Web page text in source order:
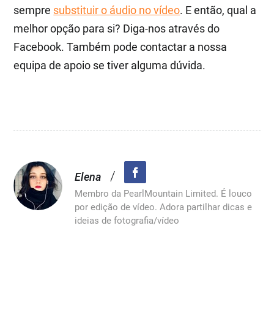
sempre substituir o áudio no vídeo. E então, qual a
melhor opção para si? Diga-nos através do
Facebook. Também pode contactar a nossa
equipa de apoio se tiver alguma dúvida.
Elena /
Membro da PearlMountain Limited. É louco
por edição de vídeo. Adora partilhar dicas e
ideias de fotografia/vídeo